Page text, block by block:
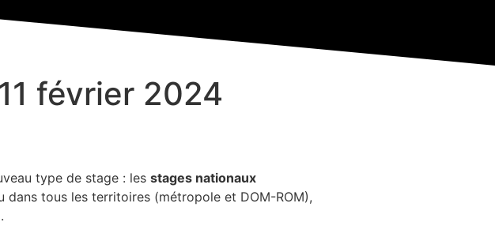
février 2024
type de stage : lesstages nationaux
dans tous les territoires (métropole et DOM-ROM),